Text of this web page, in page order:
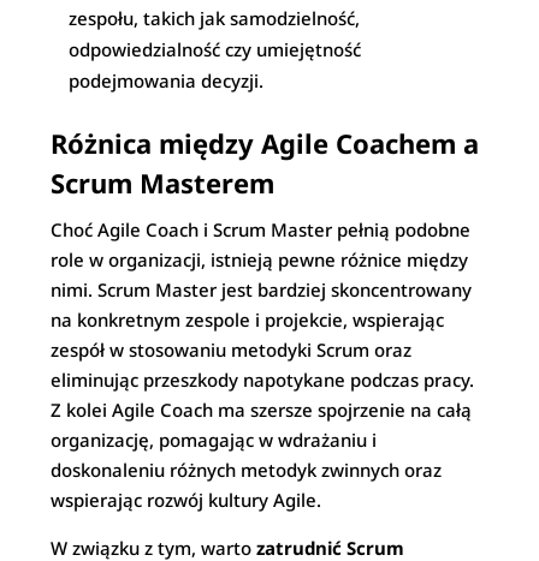
zespołu, takich jak samodzielność,
odpowiedzialność czy umiejętność
podejmowania decyzji.
Różnica między Agile Coachem a
Scrum Masterem
Choć Agile Coach i Scrum Master pełnią podobne
role w organizacji, istnieją pewne różnice między
nimi. Scrum Master jest bardziej skoncentrowany
na konkretnym zespole i projekcie, wspierając
zespół w stosowaniu metodyki Scrum oraz
eliminując przeszkody napotykane podczas pracy.
Z kolei Agile Coach ma szersze spojrzenie na całą
organizację, pomagając w wdrażaniu i
doskonaleniu różnych metodyk zwinnych oraz
wspierając rozwój kultury Agile.
W związku z tym, wartozatrudnić Scrum